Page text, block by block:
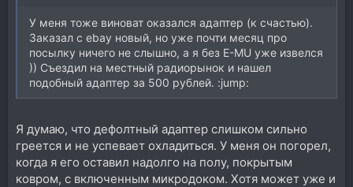
У меня тоже виноват оказался адаптер (к счастью).
Заказал с ebay новый, но уже почти месяц про
посылку ничего не слышно, а я без E-MU уже извелся
)) Съездил на местный радиорынок и нашел
подобный адаптер за 500 рублей. :jump:
Я думаю, что дефолтный адаптер слишком сильно
греется и не успевает охладиться. У меня он погорел,
когда я его оставил надолго на полу, покрытым
ковром, с включенным микродоком. Хотя может уже и